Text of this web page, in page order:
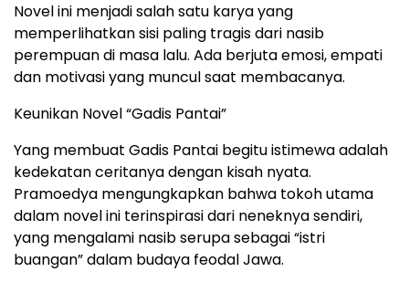
Novel ini menjadi salah satu karya yang
memperlihatkan sisi paling tragis dari nasib
perempuan di masa lalu. Ada berjuta emosi, empati
dan motivasi yang muncul saat membacanya.
Keunikan Novel “Gadis Pantai”
Yang membuat Gadis Pantai begitu istimewa adalah
kedekatan ceritanya dengan kisah nyata.
Pramoedya mengungkapkan bahwa tokoh utama
dalam novel ini terinspirasi dari neneknya sendiri,
yang mengalami nasib serupa sebagai “istri
buangan” dalam budaya feodal Jawa.